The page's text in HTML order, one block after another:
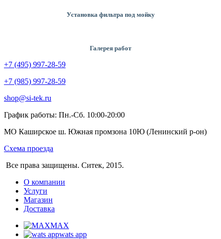
Установка фильтра под мойку
Галерея работ
+7 (495) 997-28-59
+7 (985) 997-28-59
shop@si-tek.ru
График работы: Пн.-Сб. 10:00-20:00
МО Каширское ш. Южная промзона 10Ю (Ленинский р-он)
Схема проезда
Все права защищены. Ситек, 2015.
О компании
Услуги
Магазин
Доставка
MAX
wats app